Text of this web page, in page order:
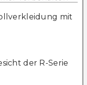
mit
der R-Serie